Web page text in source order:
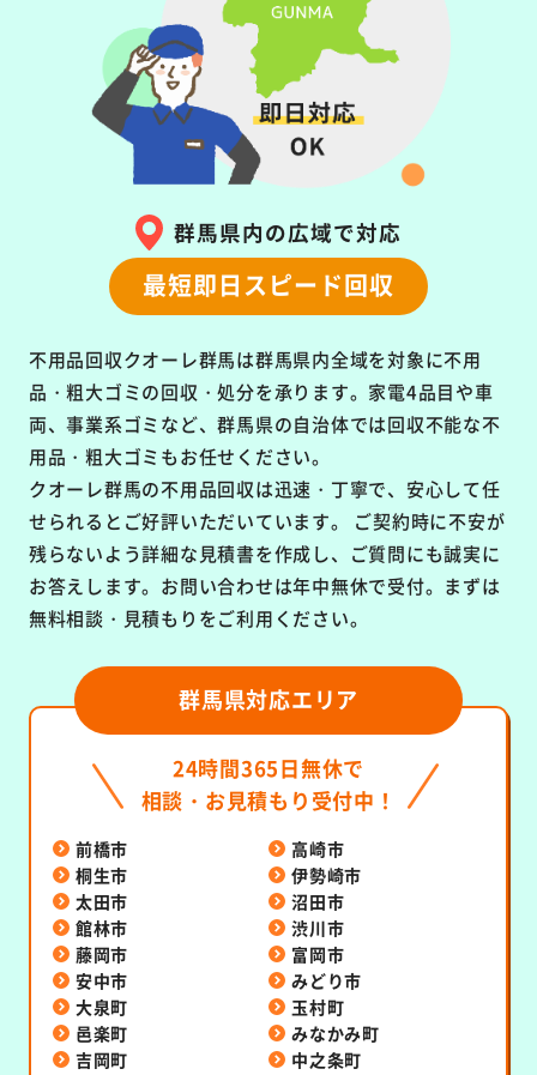
群馬県内の広域で対応
最短即日スピード回収
不用品回収クオーレ群馬は群馬県内全域を対象に不用
品・粗大ゴミの回収・処分を承ります。 家電4品目や車
両、事業系ゴミなど、群馬県の自治体では回収不能な不
用品・粗大ゴミもお任せください。
クオーレ群馬の不用品回収は迅速・丁寧で、安心して任
せられるとご好評いただいています。
ご契約時に不安が
残らないよう詳細な見積書を作成し、ご質問にも誠実に
お答えします。お問い合わせは年中無休で受付。まずは
無料相談・見積もりをご利用ください。
群馬県対応エリア
24時間365日無休で
相談・お見積もり受付中！
前橋市
高崎市
桐生市
伊勢崎市
太田市
沼田市
館林市
渋川市
藤岡市
富岡市
安中市
みどり市
大泉町
玉村町
邑楽町
みなかみ町
吉岡町
中之条町